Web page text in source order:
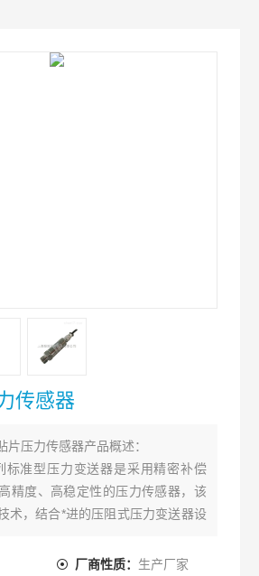
传感器
片压力传感器产品概述：
标准型压力变送器是采用精密补偿
精度、高稳定性的压力传感器，该
术，结合*进的压阻式压力变送器设
围的特点，精度高、免调校、量程
厂商性质： 生产厂家